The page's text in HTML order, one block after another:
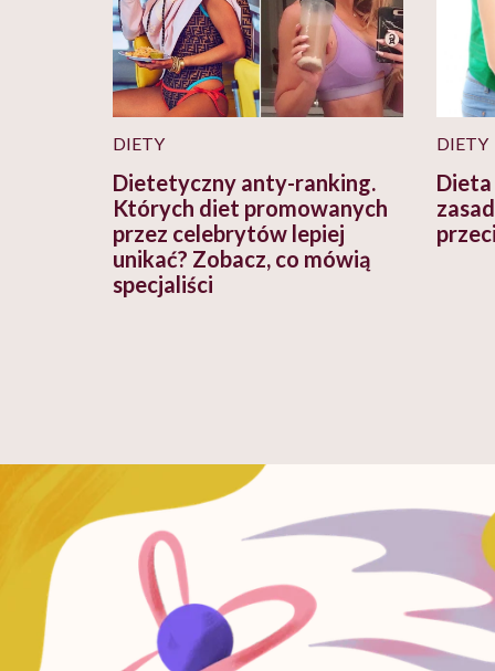
DIETY
Dietetyczny anty-ranking.
Których diet promowanych
przez celebrytów lepiej
unikać? Zobacz, co mówią
specjaliści
DIETY